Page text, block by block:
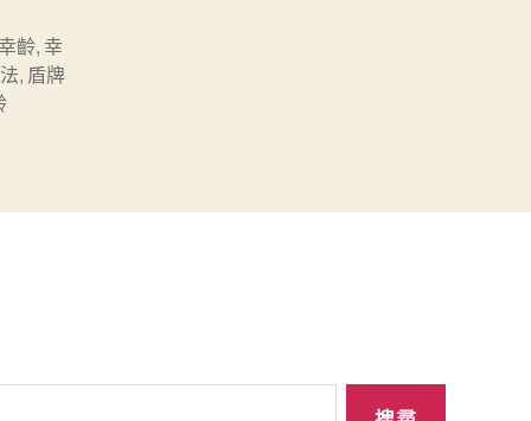
齡,幸
, 盾牌